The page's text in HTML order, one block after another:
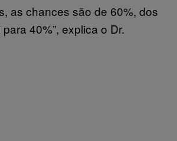
as chances são de 60%, dos
40%”, explica o Dr.